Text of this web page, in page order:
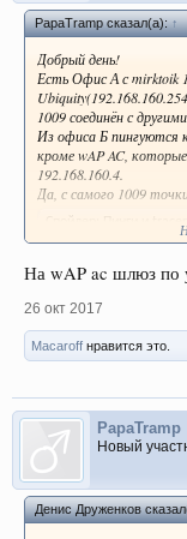
PapaTramp сказал(а):↑
Добрый день!
Есть Офис А с mirktoik
1009 соединён с
Из офиса Б пингуются
кроме wAP AC,
192.168.160.4.
Да, с самого 1009
фаервол, так и
Такое ощущение, что я
На wAP ac шлюз по
26 окт 2017
Macaroff нравится это.
PapaTramp
Новый
Денис Друженков